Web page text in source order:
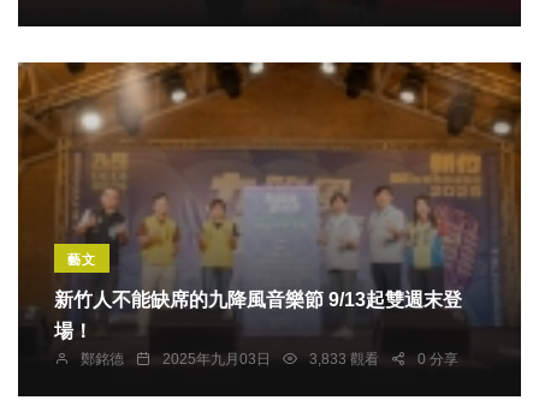
藝文
新竹人不能缺席的九降風音樂節 9/13起雙週末登
場！
鄭銘德 2025年九月03日 3,833 觀看 0 分享